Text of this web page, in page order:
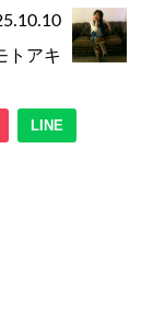
トアキ
LINE